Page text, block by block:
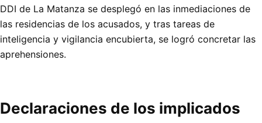
DDI de La Matanza se desplegó en las inmediaciones de
las residencias de los acusados, y tras tareas de
inteligencia y vigilancia encubierta, se logró concretar las
aprehensiones.
Declaraciones de los implicados